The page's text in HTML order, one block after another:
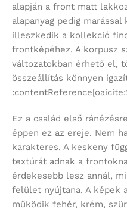
alapján a front matt
alapanyag pedig
illeszkedik a kollekció
frontképéhez. A korpusz
változatokban érhető el,
összeállítás könnyen
Ez a család első
éppen ez az ereje. Nem
karakteres. A keskeny
textúrát adnak a
érdekesebb lesz annál,
felület nyújtana. A képek
működik fehér, krém,